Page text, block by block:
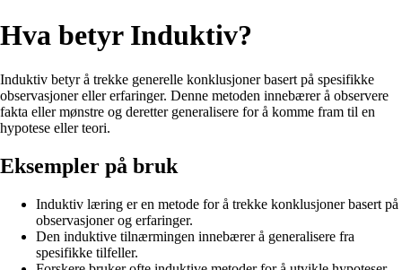
Hva betyr Induktiv?
Induktiv betyr å trekke generelle konklusjoner basert på spesifikke
observasjoner eller erfaringer. Denne metoden innebærer å observere
fakta eller mønstre og deretter generalisere for å komme fram til en
hypotese eller teori.
Eksempler på bruk
Induktiv læring er en metode for å trekke konklusjoner basert på
observasjoner og erfaringer.
Den induktive tilnærmingen innebærer å generalisere fra
spesifikke tilfeller.